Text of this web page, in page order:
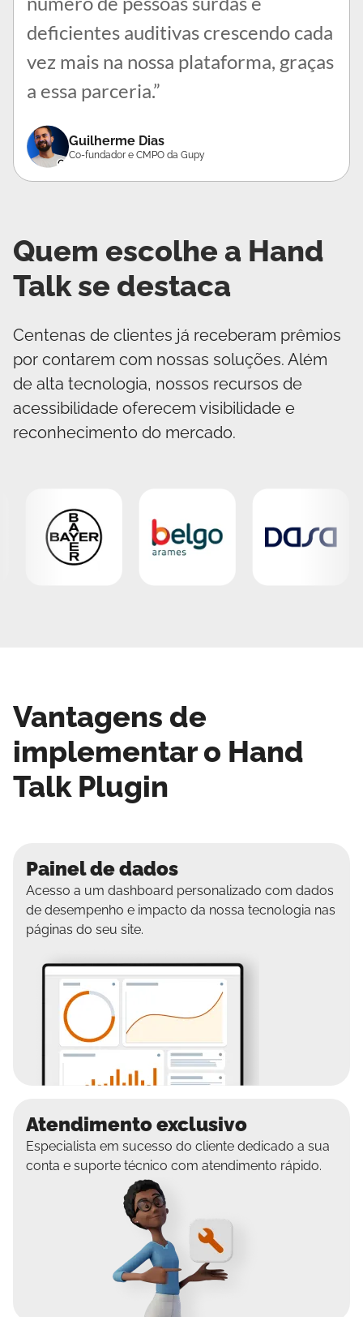
deficientes auditivas crescendo cada
vez mais na nossa plataforma, graças
a essa parceria.”
Guilherme Dias
Co-fundador e CMPO da Gupy
Quem escolhe a Hand
Talk se destaca
Centenas de clientes já receberam prêmios
por contarem com nossas soluções. Além
de alta tecnologia, nossos recursos de
acessibilidade oferecem visibilidade e
reconhecimento do mercado.
Vantagens de
implementar o Hand
Talk Plugin
Painel de dados
Acesso a um dashboard personalizado com dados
de desempenho e impacto da nossa tecnologia nas
páginas do seu site.
Atendimento exclusivo
Especialista em sucesso do cliente dedicado a sua
conta e suporte técnico com atendimento rápido.